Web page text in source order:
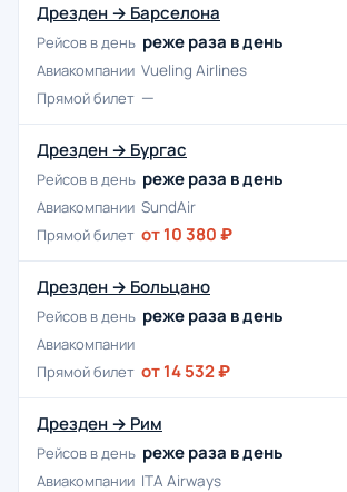
Дрезден → Барселона
Рейсов в день реже раза в день
Авиакомпании Vueling Airlines
Прямой билет —
Дрезден → Бургас
Рейсов в день реже раза в день
Авиакомпании SundAir
Прямой билет от 10 380 ₽
Дрезден → Больцано
Рейсов в день реже раза в день
Авиакомпании
Прямой билет от 14 532 ₽
Дрезден → Рим
Рейсов в день реже раза в день
Авиакомпании ITA Airways